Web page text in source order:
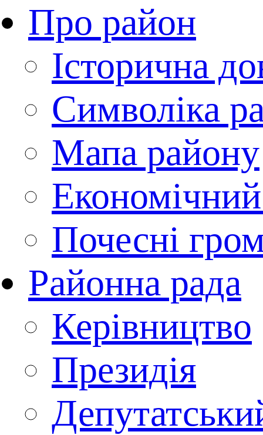
Про район
Історична
Символіка
Мапа району
Почесні
Районна рада
Керівництво
Президія